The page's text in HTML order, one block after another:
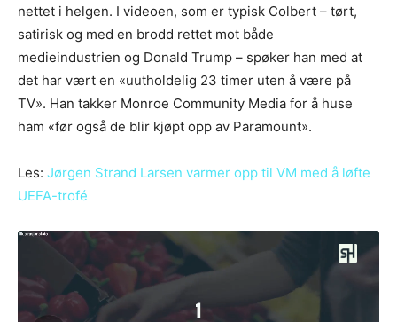
nettet i helgen. I videoen, som er typisk Colbert – tørt,
satirisk og med en brodd rettet mot både
medieindustrien og Donald Trump – spøker han med at
det har vært en «uutholdelig 23 timer uten å være på
TV». Han takker Monroe Community Media for å huse
ham «før også de blir kjøpt opp av Paramount».
Les: Jørgen Strand Larsen varmer opp til VM med å løfte
UEFA-trofé